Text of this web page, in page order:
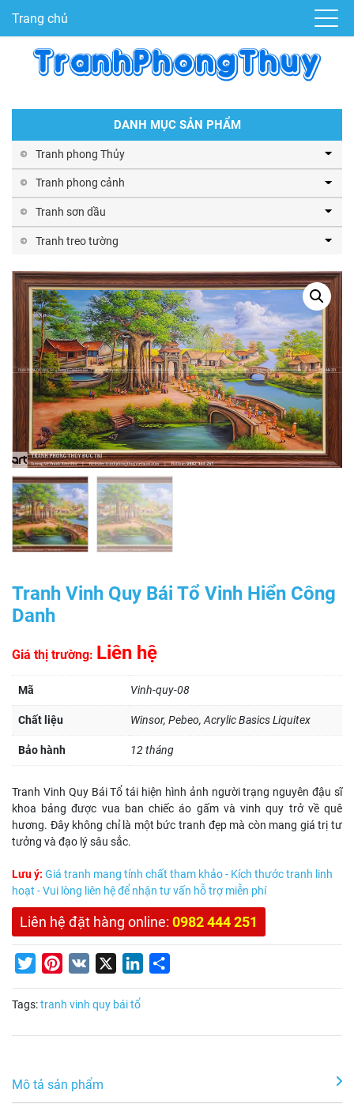
Trang chủ
DANH MỤC SẢN PHẨM
Tranh phong Thủy
Tranh phong cảnh
Tranh sơn dầu
Tranh treo tường
Tranh Vinh Quy Bái Tổ Vinh Hiển Công
Danh
Giá thị trường: Liên hệ
Mã Vinh-quy-08
Chất liệu Winsor, Pebeo, Acrylic Basics Liquitex
Bảo hành 12 tháng
Tranh Vinh Quy Bái Tổ tái hiện hình ảnh người trạng nguyên đậu sĩ
khoa bảng được vua ban chiếc áo gấm và vinh quy trở về quê
hương. Đây không chỉ là một bức tranh đẹp mà còn mang giá trị tư
tưởng và đạo lý sâu sắc.
Lưu ý: Giá tranh mang tính chất tham khảo - Kích thước tranh linh
hoạt - Vui lòng liên hệ để nhận tư vấn hỗ trợ miễn phí
Liên hệ đặt hàng online: 0982 444 251
TwitterPinterest
VK LinkedIn
Tags:tranh vinh quy bái tổ
Mô tả sản phẩm